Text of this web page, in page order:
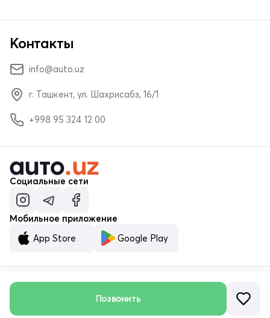
Позвонить
Контакты
info@auto.uz
г. Ташкент, ул. Шахрисабз, 16/1
+998 95 324 12 00
Социальные сети
Мобильное приложение
App Store
Google Play
© ООО «MALUMOTNOMA» 2023–2026